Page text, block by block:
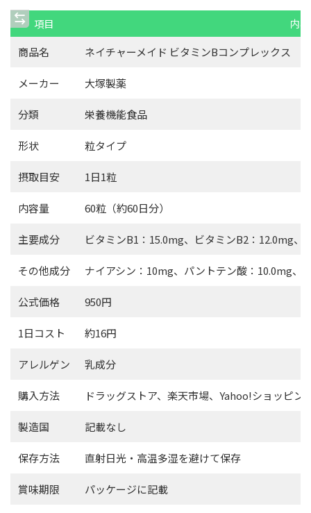
項目
内容
商品名
ネイチャーメイド ビタミンBコンプレックス
メーカー 大塚製薬
分類 栄養機能食品
形状 粒タイプ
摂取目安 1日1粒
内容量 60粒（約60日分）
主要成分 ビタミンB1：15.0mg、ビタミンB2：12.0mg
その他成分 ナイアシン：10mg、パントテン酸：10.0mg、
公式価格 950円
1日コスト 約16円
アレルゲン 乳成分
購入方法 ドラッグストア、楽天市場、Yahoo!ショッピン
製造国 記載なし
保存方法 直射日光・高温多湿を避けて保存
賞味期限 パッケージに記載